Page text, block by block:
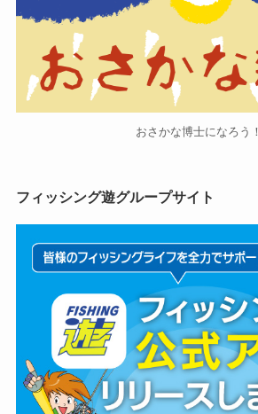
おさかな博士になろう！
フィッシング遊グループサイト